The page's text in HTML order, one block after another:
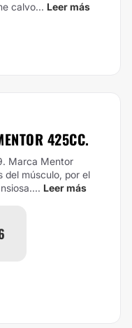
calvo... Leer más
425CC.
Marca Mentor
del músculo, por el
Leer más